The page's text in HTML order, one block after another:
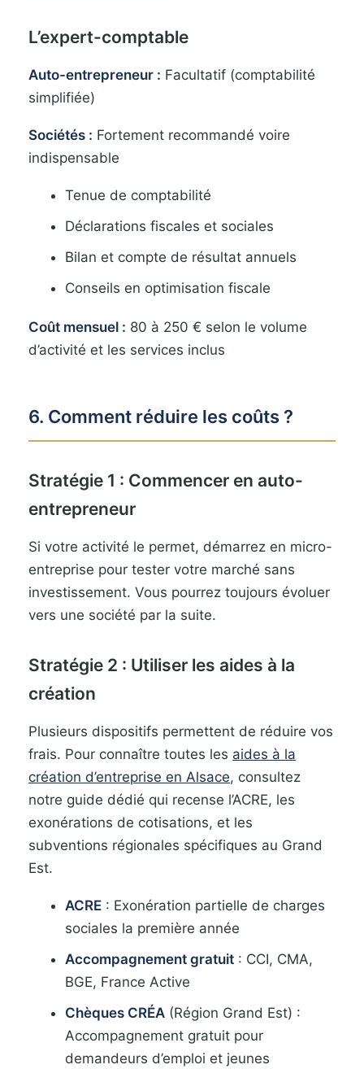
L’expert-comptable
Auto-entrepreneur : Facultatif (comptabilité
simplifiée)
Sociétés : Fortement recommandé voire
indispensable
Tenue de comptabilité
Déclarations fiscales et sociales
Bilan et compte de résultat annuels
Conseils en optimisation fiscale
Coût mensuel : 80 à 250 € selon le volume
d’activité et les services inclus
6. Comment réduire les coûts ?
Stratégie 1 : Commencer en auto-
entrepreneur
Si votre activité le permet, démarrez en micro-
entreprise pour tester votre marché sans
investissement. Vous pourrez toujours évoluer
vers une société par la suite.
Stratégie 2 : Utiliser les aides à la
création
Plusieurs dispositifs permettent de réduire vos
frais. Pour connaître toutes les aides à la
création d’entreprise en Alsace, consultez
notre guide dédié qui recense l’ACRE, les
exonérations de cotisations, et les
subventions régionales spécifiques au Grand
Est.
ACRE : Exonération partielle de charges
sociales la première année
Accompagnement gratuit : CCI, CMA,
BGE, France Active
Chèques CRÉA (Région Grand Est) :
Accompagnement gratuit pour
demandeurs d’emploi et jeunes